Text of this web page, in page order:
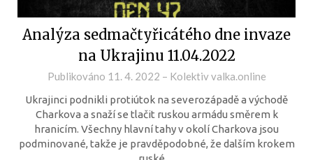
Analýza sedmačtyřicátého dne invaze
na Ukrajinu 11.04.2022
Publikováno 11. 4. 2022 – Kolektiv valka.online
Ukrajinci podnikli protiútok na severozápadě a východě
Charkova a snaží se tlačit ruskou armádu směrem k
hranicím. Všechny hlavní tahy v okolí Charkova jsou
podminované, takže je pravděpodobné, že dalším krokem